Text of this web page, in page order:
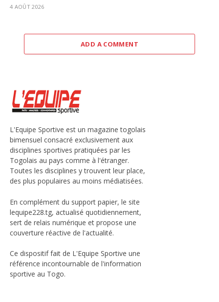
4 AOÛT 2026
ADD A COMMENT
L'Equipe Sportive est un magazine togolais
bimensuel consacré exclusivement aux
disciplines sportives pratiquées par les
Togolais au pays comme à l'étranger.
Toutes les disciplines y trouvent leur place,
des plus populaires au moins médiatisées.
En complément du support papier, le site
lequipe228.tg, actualisé quotidiennement,
sert de relais numérique et propose une
couverture réactive de l'actualité.
Ce dispositif fait de L'Equipe Sportive une
référence incontournable de l'information
sportive au Togo.